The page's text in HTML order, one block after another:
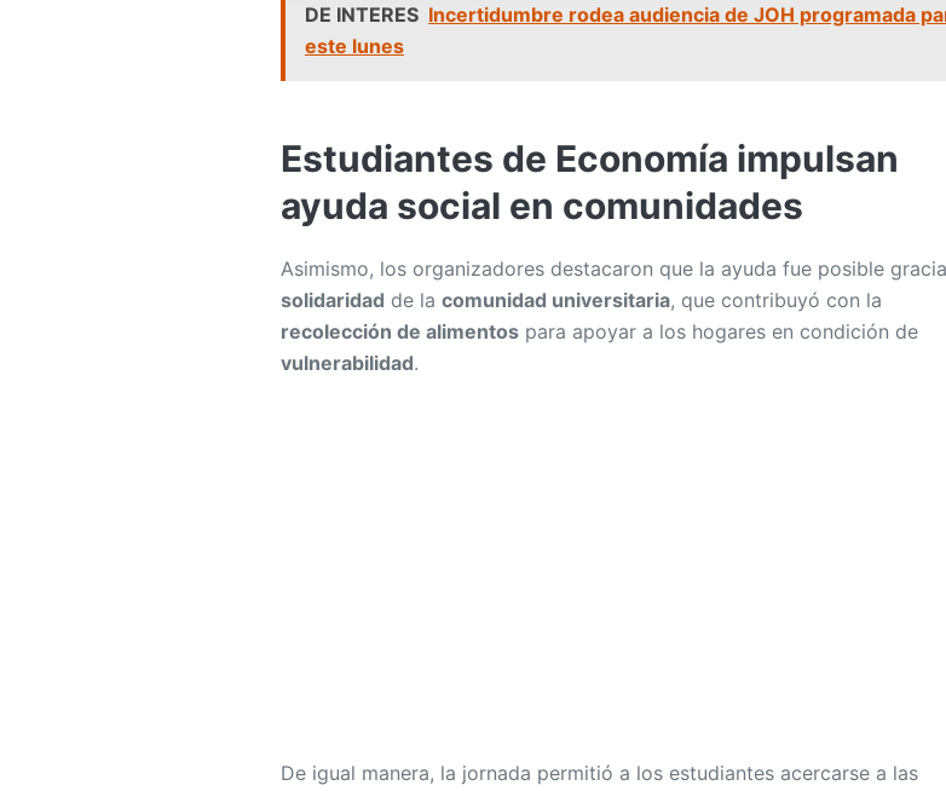
DE INTERES Incertidumbre rodea audiencia de JOH programada
este lunes
Estudiantes de Economía impulsan
ayuda social en comunidades
Asimismo, los organizadores destacaron que la ayuda fue posible
solidaridad de la comunidad universitaria, que contribuyó con la
recolección de alimentos para apoyar a los hogares en condición de
vulnerabilidad.
De igual manera, la jornada permitió a los estudiantes acercarse a las